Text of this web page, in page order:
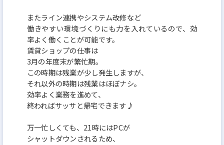
またライン連携やシステム改修など
働きやすい環境づくりにも力を入れているので、効
率よく働くことが可能です。
賃貸ショップの仕事は
3月の年度末が繁忙期。
この時期は残業が少し発生しますが、
それ以外の時期は残業はほぼナシ。
効率よく業務を進めて、
終わればサッサと帰宅できます♪
万一忙しくても、21時にはPCが
シャットダウンされるため、